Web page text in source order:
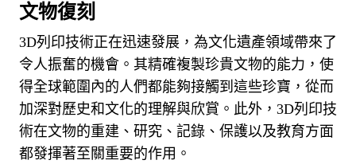
文物復刻
3D列印技術正在迅速發展，為文化遺產領域帶來了
令人振奮的機會。 其精確複製珍貴文物的能力，使
得全球範圍內的人們都能夠接觸到這些珍寶，從而
加深對歷史和文化的理解與欣賞。 此外，3D列印技
術在文物的重建、研究、記錄、保護以及教育方面
都發揮著至關重要的作用。